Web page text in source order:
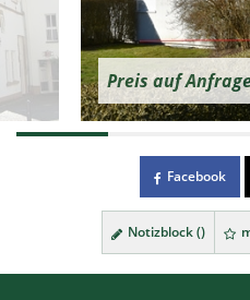
Preis auf
Facebook
Notizblock ()